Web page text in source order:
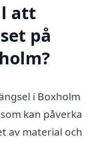
att
på
i Boxholm
kan påverka
av material och